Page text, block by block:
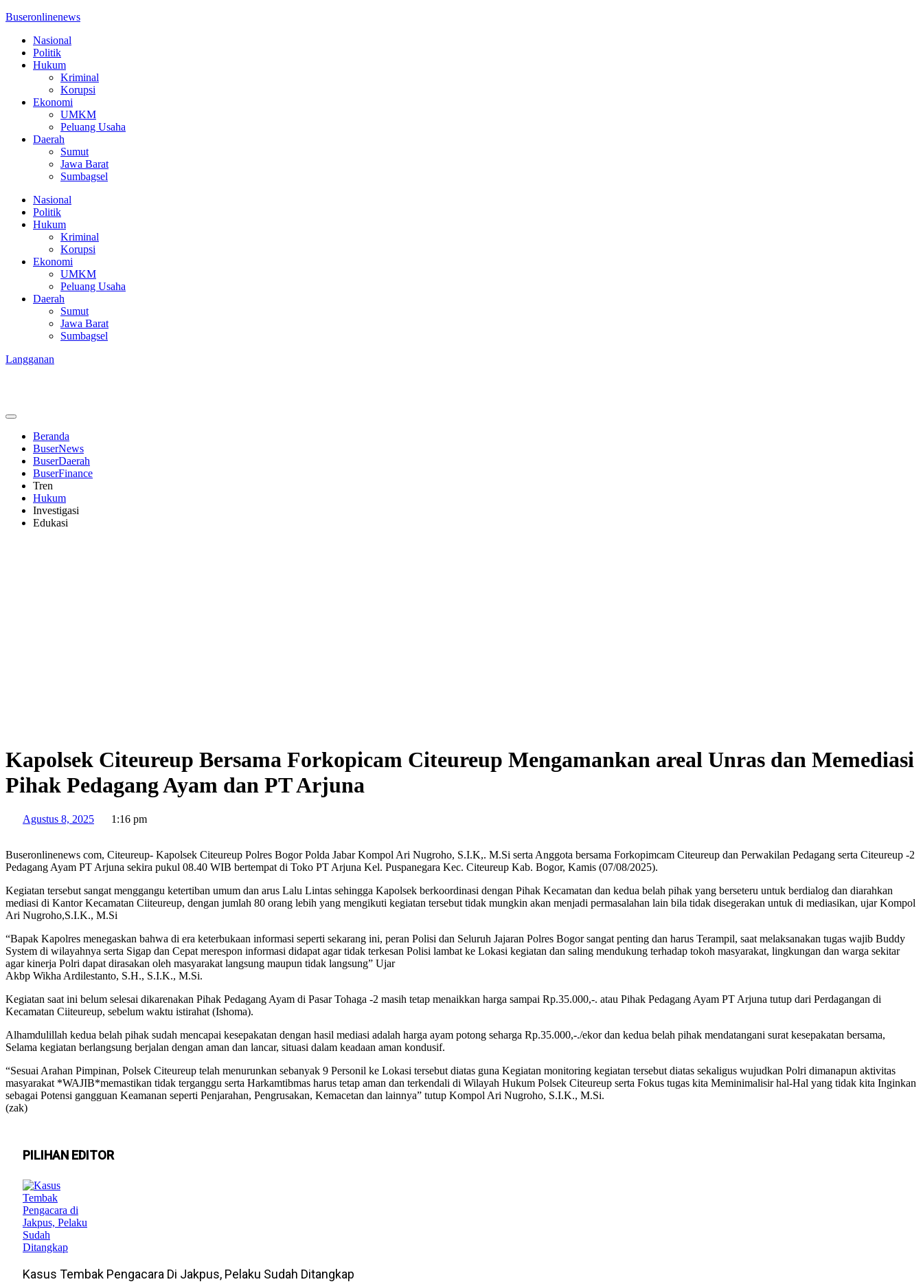
Buseronlinenews
Nasional
Politik
Hukum
Kriminal
Korupsi
Ekonomi
UMKM
Peluang Usaha
Daerah
Sumut
Jawa Barat
Sumbagsel
Nasional
Politik
Hukum
Kriminal
Korupsi
Ekonomi
UMKM
Peluang Usaha
Daerah
Sumut
Jawa Barat
Sumbagsel
Langganan
Beranda
BuserNews
BuserDaerah
BuserFinance
Tren
Hukum
Investigasi
Edukasi
Kapolsek Citeureup Bersama Forkopicam Citeureup Mengamankan areal Unras dan Memediasi
Pihak Pedagang Ayam dan PT Arjuna
Agustus 8, 2025 1:16 pm
Buseronlinenews com, Citeureup- Kapolsek Citeureup Polres Bogor Polda Jabar Kompol Ari Nugroho, S.I.K,. M.Si serta Anggota bersama Forkopimcam Citeureup dan Perwakilan Pedagang serta Citeureup -2
Pedagang Ayam PT Arjuna sekira pukul 08.40 WIB bertempat di Toko PT Arjuna Kel. Puspanegara Kec. Citeureup Kab. Bogor, Kamis (07/08/2025).
Kegiatan tersebut sangat menggangu ketertiban umum dan arus Lalu Lintas sehingga Kapolsek berkoordinasi dengan Pihak Kecamatan dan kedua belah pihak yang berseteru untuk berdialog dan diarahkan
mediasi di Kantor Kecamatan Ciiteureup, dengan jumlah 80 orang lebih yang mengikuti kegiatan tersebut tidak mungkin akan menjadi permasalahan lain bila tidak disegerakan untuk di mediasikan, ujar Kompol
Ari Nugroho,S.I.K., M.Si
“Bapak Kapolres menegaskan bahwa di era keterbukaan informasi seperti sekarang ini, peran Polisi dan Seluruh Jajaran Polres Bogor sangat penting dan harus Terampil, saat melaksanakan tugas wajib Buddy
System di wilayahnya serta Sigap dan Cepat merespon informasi didapat agar tidak terkesan Polisi lambat ke Lokasi kegiatan dan saling mendukung terhadap tokoh masyarakat, lingkungan dan warga sekitar
agar kinerja Polri dapat dirasakan oleh masyarakat langsung maupun tidak langsung” Ujar
Akbp Wikha Ardilestanto, S.H., S.I.K., M.Si.
Kegiatan saat ini belum selesai dikarenakan Pihak Pedagang Ayam di Pasar Tohaga -2 masih tetap menaikkan harga sampai Rp.35.000,-. atau Pihak Pedagang Ayam PT Arjuna tutup dari Perdagangan di
Kecamatan Ciiteureup, sebelum waktu istirahat (Ishoma).
Alhamdulillah kedua belah pihak sudah mencapai kesepakatan dengan hasil mediasi adalah harga ayam potong seharga Rp.35.000,-./ekor dan kedua belah pihak mendatangani surat kesepakatan bersama,
Selama kegiatan berlangsung berjalan dengan aman dan lancar, situasi dalam keadaan aman kondusif.
“Sesuai Arahan Pimpinan, Polsek Citeureup telah menurunkan sebanyak 9 Personil ke Lokasi tersebut diatas guna Kegiatan monitoring kegiatan tersebut diatas sekaligus wujudkan Polri dimanapun aktivitas
masyarakat *WAJIB*memastikan tidak terganggu serta Harkamtibmas harus tetap aman dan terkendali di Wilayah Hukum Polsek Citeureup serta Fokus tugas kita Meminimalisir hal-Hal yang tidak kita Inginkan
sebagai Potensi gangguan Keamanan seperti Penjarahan, Pengrusakan, Kemacetan dan lainnya” tutup Kompol Ari Nugroho, S.I.K., M.Si.
(zak)
PILIHAN EDITOR
Kasus Tembak Pengacara Di Jakpus, Pelaku Sudah Ditangkap